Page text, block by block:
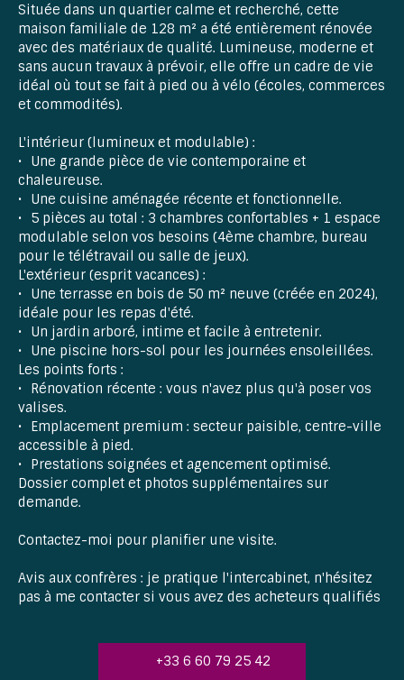
Située dans un quartier calme et recherché, cette
maison familiale de 128 m² a été entièrement rénovée
avec des matériaux de qualité. Lumineuse, moderne et
sans aucun travaux à prévoir, elle offre un cadre de vie
idéal où tout se fait à pied ou à vélo (écoles, commerces
et commodités).
L'intérieur (lumineux et modulable) :
Une grande pièce de vie contemporaine et
chaleureuse.
Une cuisine aménagée récente et fonctionnelle.
5 pièces au total : 3 chambres confortables + 1 espace
modulable selon vos besoins (4ème chambre, bureau
pour le télétravail ou salle de jeux).
L'extérieur (esprit vacances) :
Une terrasse en bois de 50 m² neuve (créée en 2024),
idéale pour les repas d'été.
Un jardin arboré, intime et facile à entretenir.
Une piscine hors-sol pour les journées ensoleillées.
Les points forts :
Rénovation récente : vous n'avez plus qu'à poser vos
valises.
Emplacement premium : secteur paisible, centre-ville
accessible à pied.
Prestations soignées et agencement optimisé.
Dossier complet et photos supplémentaires sur
demande.
Contactez-moi pour planifier une visite.
Avis aux confrères : je pratique l'intercabinet, n'hésitez
pas à me contacter si vous avez des acheteurs qualifiés
+33 6 60 79 25 42